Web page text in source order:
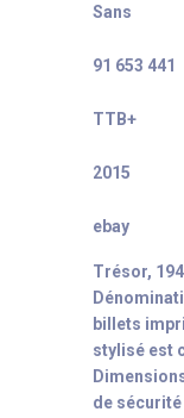
Sans
91 653 441
TTB+
2015
ebay
Trésor,
billets
stylisé est
de